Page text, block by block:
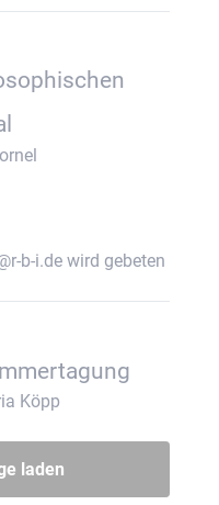
b-i.de wird gebeten
Köpp
laden